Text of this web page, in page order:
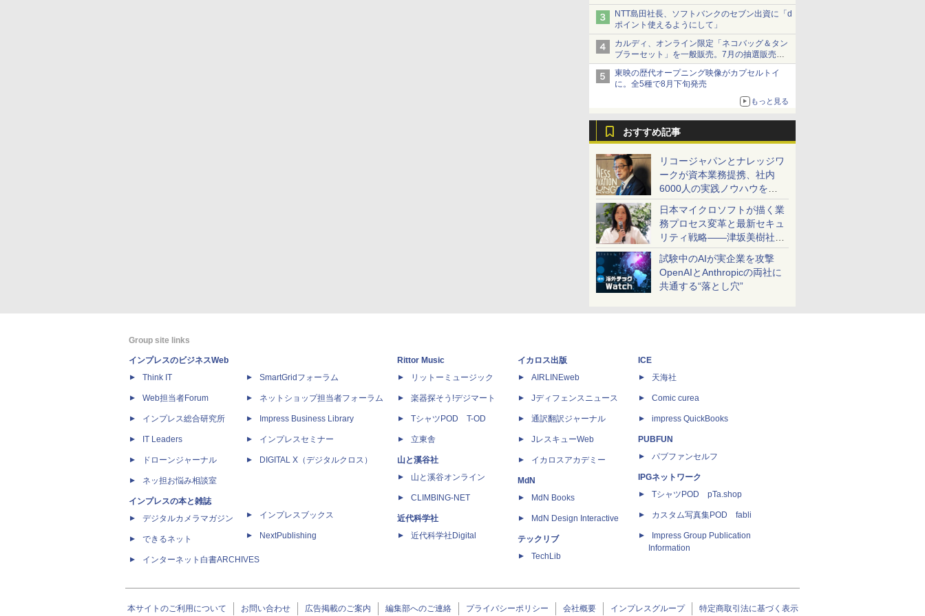
NTT島田社長、ソフトバンクのセブン出資に「d
ポイント使えるようにして」
カルディ、オンライン限定「ネコバッグ＆タン
ブラーセット」を一般販売。7月の抽選販売の
当選無効分
東映の歴代オープニング映像がカプセルトイ
に。全5種で8月下旬発売
もっと見る
おすすめ記事
リコージャパンとナレッジワ
ークが資本業務提携、社内
6000人の実践ノウハウを生
かした「AI商談記録 for
RICOH」を展開へ
日本マイクロソフトが描く業
務プロセス変革と最新セキュ
リティ戦略――津坂美樹社長
が2027年度戦略を説明
試験中のAIが実企業を攻撃
OpenAIとAnthropicの両社に
共通する“落とし穴”
Group site links
インプレスのビジネスWeb
Think IT
Web担当者Forum
インプレス総合研究所
IT Leaders
ドローンジャーナル
ネッ担お悩み相談室
インプレスの本と雑誌
デジタルカメラマガジン
できるネット
インターネット白書ARCHIVES
SmartGridフォーラム
ネットショップ担当者フォーラム
Impress Business Library
インプレスセミナー
DIGITAL X（デジタルクロス）
インプレスブックス
NextPublishing
Rittor Music
リットーミュージック
楽器探そう!デジマート
TシャツPOD T-OD
立東舎
山と溪谷社
山と溪谷オンライン
CLIMBING-NET
近代科学社
近代科学社Digital
イカロス出版
AIRLINEweb
Jディフェンスニュース
通訳翻訳ジャーナル
JレスキューWeb
イカロスアカデミー
MdN
MdN Books
MdN Design Interactive
テックリブ
TechLib
ICE
天海社
Comic curea
impress QuickBooks
PUBFUN
パブファンセルフ
IPGネットワーク
TシャツPOD pTa.shop
カスタム写真集POD fabli
Impress Group Publication
Information
本サイトのご利用について お問い合わせ 広告掲載のご案内 編集部へのご連絡 プライバシーポリシー 会社概要 インプレスグループ 特定商取引法に基づく表示